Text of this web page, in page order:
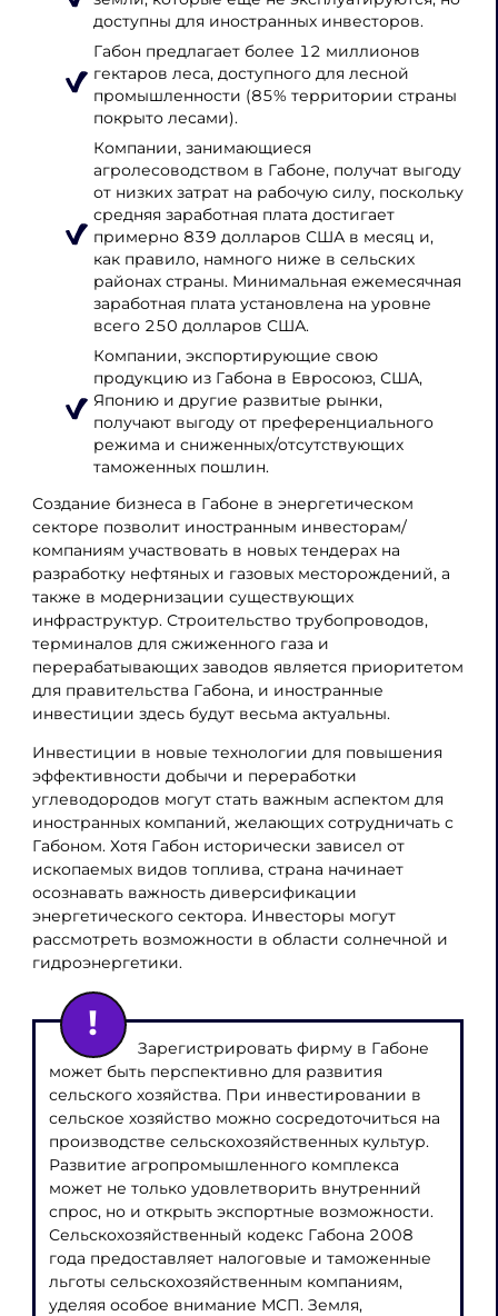
доступны для иностранных инвесторов.
Габон предлагает более 12 миллионов
гектаров леса, доступного для лесной
промышленности (85% территории страны
покрыто лесами).
Компании, занимающиеся
агролесоводством в Габоне, получат выгоду
от низких затрат на рабочую силу, поскольку
средняя заработная плата достигает
примерно 839 долларов США в месяц и,
как правило, намного ниже в сельских
районах страны. Минимальная ежемесячная
заработная плата установлена ​​на уровне
всего 250 долларов США.
Компании, экспортирующие свою
продукцию из Габона в Евросоюз, США,
Японию и другие развитые рынки,
получают выгоду от преференциального
режима и сниженных/отсутствующих
таможенных пошлин.
Создание бизнеса в Габоне в энергетическом
секторе позволит иностранным инвесторам/
компаниям участвовать в новых тендерах на
разработку нефтяных и газовых месторождений, а
также в модернизации существующих
инфраструктур. Строительство трубопроводов,
терминалов для сжиженного газа и
перерабатывающих заводов является приоритетом
для правительства Габона, и иностранные
инвестиции здесь будут весьма актуальны.
Инвестиции в новые технологии для повышения
эффективности добычи и переработки
углеводородов могут стать важным аспектом для
иностранных компаний, желающих сотрудничать с
Габоном. Хотя Габон исторически зависел от
ископаемых видов топлива, страна начинает
осознавать важность диверсификации
энергетического сектора. Инвесторы могут
рассмотреть возможности в области солнечной и
гидроэнергетики.
Зарегистрировать фирму в Габоне
может быть перспективно для развития
сельского хозяйства. При инвестировании в
сельское хозяйство можно сосредоточиться на
производстве сельскохозяйственных культур.
Развитие агропромышленного комплекса
может не только удовлетворить внутренний
спрос, но и открыть экспортные возможности.
Сельскохозяйственный кодекс Габона 2008
года предоставляет налоговые и таможенные
льготы сельскохозяйственным компаниям,
уделяя особое внимание МСП. Земля,